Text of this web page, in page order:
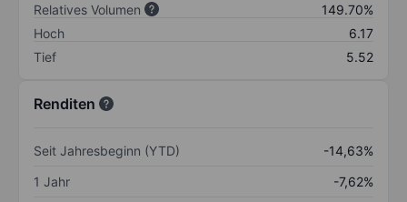
Relatives Volumen
149.70%
Hoch
6.17
Tief
5.52
Renditen
Seit Jahresbeginn (YTD)
-14,63%
1 Jahr
-7,62%